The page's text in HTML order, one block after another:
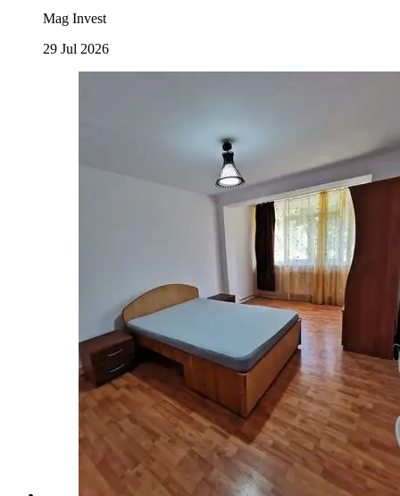
Mag Invest
29 Jul 2026